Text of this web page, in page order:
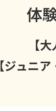
体
【大
【ジュニア